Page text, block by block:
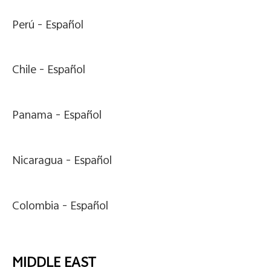
Perú - Español
Chile - Español
Panama - Español
Nicaragua - Español
Colombia - Español
MIDDLE EAST